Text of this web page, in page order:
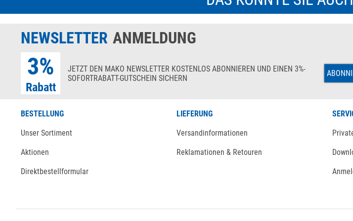
NEWSLETTER ANMELDUNG
3%
Rabatt
JETZT DEN MAKO NEWSLETTER KOSTENLOS ABONNIEREN UND EINEN 3%-
SOFORTRABATT-GUTSCHEIN SICHERN
BESTELLUNG
Unser Sortiment
Aktionen
Direktbestellformular
LIEFERUNG
Versandinformationen
Reklamationen & Retouren